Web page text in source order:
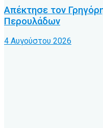
Απέκτησε τον
Περουλάδων
4 Αυγούστου 2026